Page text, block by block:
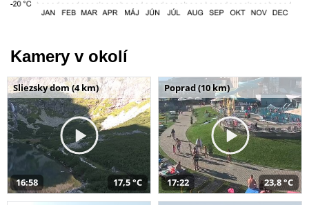
Kamery v okolí
Sliezsky dom (4 km)
16:58 17,5 °C
Poprad (10 km)
17:22 23,8 °C